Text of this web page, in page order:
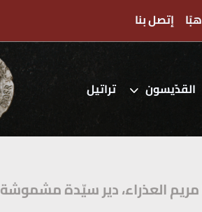
إتصل بنا
القدّيسون تراتيل
مريم العذراء، دير سيّدة مشموشة